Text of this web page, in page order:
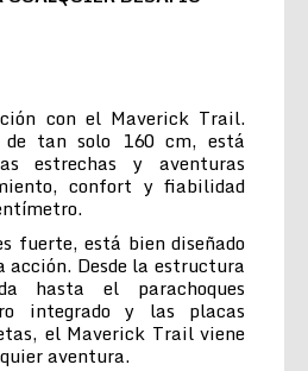
con el Maverick Trail.
de tan solo 160 cm, está
estrechas y aventuras
confort y fiabilidad
fuerte, está bien diseñado
acción. Desde la estructura
hasta el parachoques
integrado y las placas
el Maverick Trail viene
aventura.